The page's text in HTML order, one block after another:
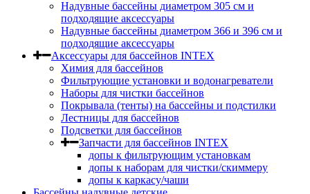
Надувные бассейны диаметром 305 см и
подходящие аксессуары
Надувные бассейны диаметром 366 и 396 см и
подходящие аксессуары
Аксессуары для бассейнов INTEX
Химия для бассейнов
Фильтрующие установки и водонагреватели
Наборы для чистки бассейнов
Покрывала (тенты) на бассейны и подстилки
Лестницы для бассейнов
Подсветки для бассейнов
Запчасти для бассейнов INTEX
допы к фильтрующим установкам
допы к наборам для чистки/скиммеру
допы к каркасу/чаши